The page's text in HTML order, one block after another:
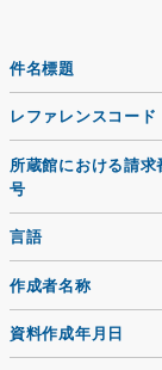
件名標題
レファレンスコード
所蔵館における請求
号
言語
作成者名称
資料作成年月日